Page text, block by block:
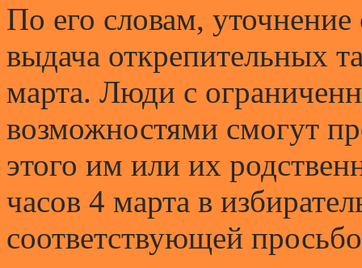
По его словам, уточнение
выдача открепительных
марта. Люди с
возможностями смогут
этого им или их
часов 4 марта в
соответствующей